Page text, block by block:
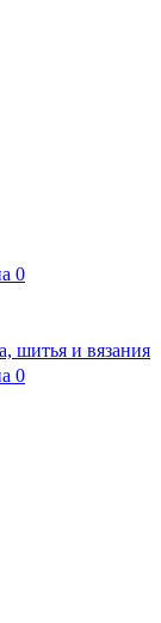
0
0